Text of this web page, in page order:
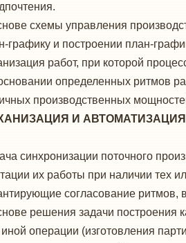
схемы управления
графику и построении план-
работ, при которой
определенных ритмов
производственных
И АВТОМАТИЗАЦИЯ
синхронизации поточного
их работы при наличии тех
согласо­вание
решения задачи построения
операции (изготов­ления